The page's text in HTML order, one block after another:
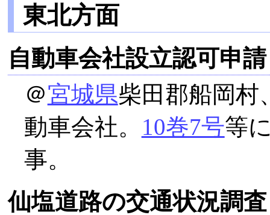
東北方面
自動車会社設立認可申請
＠宮城県柴田郡船岡村
動車会社。 10巻7号等
事。
仙塩道路の交通状況調査